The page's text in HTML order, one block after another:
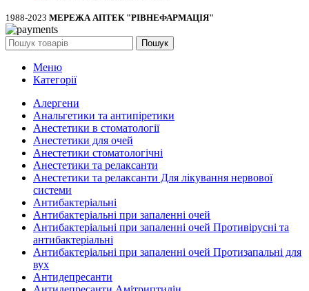
1988-2023 МЕРЕЖА АПТЕК "РІВНЕФАРМАЦІЯ"
Пошук
Меню
Категорії
Алергени
Анальгетики та антипіретики
Анестетики в стоматології
Анестетики для очей
Анестетики стоматологічні
Анестетики та релаксанти
Анестетики та релаксанти Для лікування нервової
системи
Антибактеріальні
Антибактеріальні при запаленні очей
Антибактеріальні при запаленні очей Противірусні та
антибактеріальні
Антибактеріальні при запаленні очей Протизапальні для
вух
Антидепресанти